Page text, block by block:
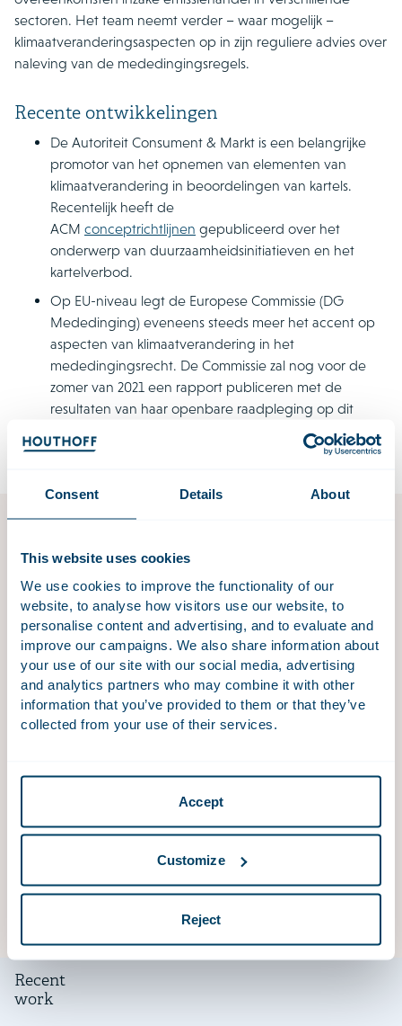
Consent Details About
This website uses cookies
We use cookies to improve the functionality of our
website, to analyse how visitors use our website, to
personalise content and advertising, and to evaluate and
improve our campaigns. We also share information about
your use of our site with our social media, advertising
and analytics partners who may combine it with other
information that you’ve provided to them or that they’ve
collected from your use of their services.
Accept
Customize
Reject
sectoren. Het team neemt verder – waar mogelijk –
klimaatveranderingsaspecten op in zijn reguliere advies over
naleving van de mededingingsregels.
Recente ontwikkelingen
De Autoriteit Consument & Markt is een belangrijke
promotor van het opnemen van elementen van
klimaatverandering in beoordelingen van kartels.
Recentelijk heeft de
ACM conceptrichtlijnen gepubliceerd over het
onderwerp van duurzaamheidsinitiatieven en het
kartelverbod.
Op EU-niveau legt de Europese Commissie (DG
Mededinging) eveneens steeds meer het accent op
aspecten van klimaatverandering in het
mededingingsrecht. De Commissie zal nog voor de
zomer van 2021 een rapport publiceren met de
resultaten van haar openbare raadpleging op dit
Wij adviseren en assisteren nationale en internationale
ondernemingen, instellingen en overheden in
procedures bij de Autoriteit Consument & Markt,
Europese Commissie, buitenlandse
mededingingsautoriteiten en de relevante
(gespecialiseerde) rechterlijke instanties.
ESG & Duurzaamheid
De transitie naar een duurzame samenleving is een
van de grootste uitdagingen waar het bedrijfsleven
voor staat. Een duidelijke visie en strategie voor uw
bedrijf is essentieel om duurzame groei te
garanderen.
Recent
work